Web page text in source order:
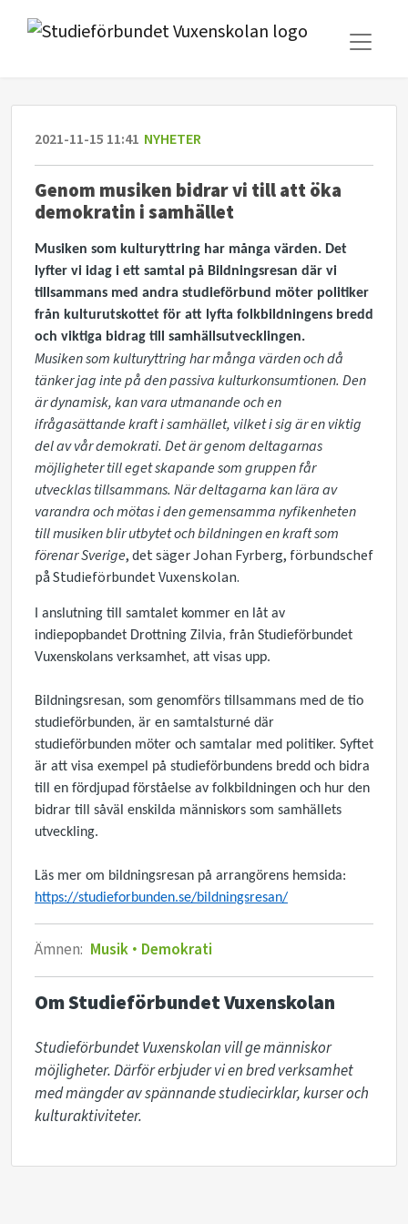
2021-11-15 11:41 NYHETER
Genom musiken bidrar vi till att öka
demokratin i samhället
Musiken som kulturyttring har många värden. Det
lyfter vi idag i ett samtal på Bildningsresan där vi
tillsammans med andra studieförbund möter politiker
från kulturutskottet för att lyfta folkbildningens bredd
och viktiga bidrag till samhällsutvecklingen.
Musiken som kulturyttring har många värden och då
tänker jag inte på den passiva kulturkonsumtionen. Den
är dynamisk, kan vara utmanande och en
ifrågasättande kraft i samhället, vilket i sig är en viktig
del av vår demokrati. Det är genom deltagarnas
möjligheter till eget skapande som gruppen får
utvecklas tillsammans. När deltagarna kan lära av
varandra och mötas i den gemensamma nyfikenheten
till musiken blir utbytet och bildningen en kraft som
förenar Sverige, det säger Johan Fyrberg, förbundschef
på Studieförbundet Vuxenskolan.
I anslutning till samtalet kommer en låt av
indiepopbandet Drottning Zilvia, från Studieförbundet
Vuxenskolans verksamhet, att visas upp.
Bildningsresan, som genomförs tillsammans med de tio
studieförbunden, är en samtalsturné där
studieförbunden möter och samtalar med politiker. Syftet
är att visa exempel på studieförbundens bredd och bidra
till en fördjupad förståelse av folkbildningen och hur den
bidrar till såväl enskilda människors som samhällets
utveckling.
Läs mer om bildningsresan på arrangörens hemsida:
https://studieforbunden.se/bildningsresan/
Ämnen: Musik Demokrati
Om Studieförbundet Vuxenskolan
Studieförbundet Vuxenskolan vill ge människor
möjligheter. Därför erbjuder vi en bred verksamhet
med mängder av spännande studiecirklar, kurser och
kulturaktiviteter.